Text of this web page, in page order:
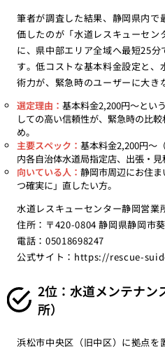
筆者が調査した結果、静岡県内で
価したのが「水道レスキューセン
に、県中部エリア全域へ最短25
す。低コストな基本料金設定と
術力が、緊急時のユーザーに大き
選定理由： 基本料金2,200円〜とい
しての高い信頼性が、緊急時の比
め。
主要スペック： 基本料金2,200円〜
内各自治体水道局指定店、出張・見
向いている人： 静岡市周辺にお住
つ確実に」直したい方。
水道レスキューセンター静岡営業
住所：〒420-0804 静岡県静岡市
電話：05018698247
公式サイト： https://rescue-
2位：水道メンテナン
所）
浜松市中央区（旧中区）に拠点を